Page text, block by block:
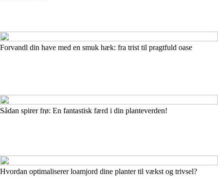
Forvandl din have med en smuk hæk: fra trist til pragtfuld oase
Sådan spirer frø: En fantastisk færd i din planteverden!
Hvordan optimaliserer loamjord dine planter til vækst og trivsel?